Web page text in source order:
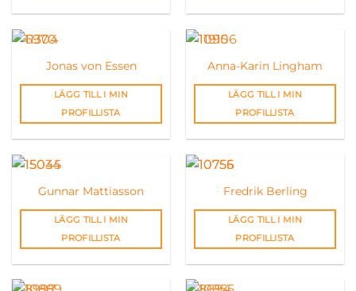
Jonas von Essen
LÄGG TILL I MIN
PROFILLISTA
Anna-Karin Lingham
LÄGG TILL I MIN
PROFILLISTA
Gunnar Mattiasson
LÄGG TILL I MIN
PROFILLISTA
Fredrik Berling
LÄGG TILL I MIN
PROFILLISTA